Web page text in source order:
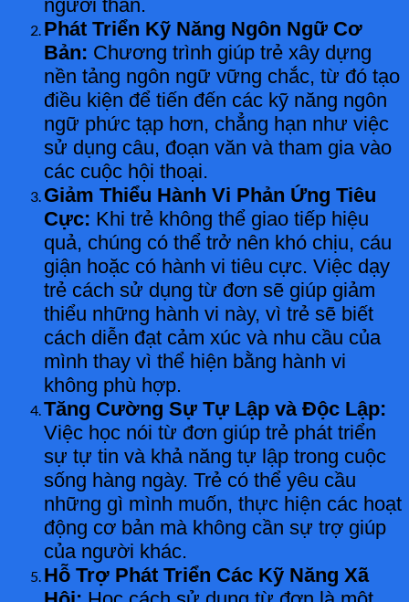
người thân.
Phát Triển Kỹ Năng Ngôn Ngữ Cơ
Bản: Chương trình giúp trẻ xây dựng
nền tảng ngôn ngữ vững chắc, từ đó tạo
điều kiện để tiến đến các kỹ năng ngôn
ngữ phức tạp hơn, chẳng hạn như việc
sử dụng câu, đoạn văn và tham gia vào
các cuộc hội thoại.
Giảm Thiểu Hành Vi Phản Ứng Tiêu
Cực: Khi trẻ không thể giao tiếp hiệu
quả, chúng có thể trở nên khó chịu, cáu
giận hoặc có hành vi tiêu cực. Việc dạy
trẻ cách sử dụng từ đơn sẽ giúp giảm
thiểu những hành vi này, vì trẻ sẽ biết
cách diễn đạt cảm xúc và nhu cầu của
mình thay vì thể hiện bằng hành vi
không phù hợp.
Tăng Cường Sự Tự Lập và Độc Lập:
Việc học nói từ đơn giúp trẻ phát triển
sự tự tin và khả năng tự lập trong cuộc
sống hàng ngày. Trẻ có thể yêu cầu
những gì mình muốn, thực hiện các hoạt
động cơ bản mà không cần sự trợ giúp
của người khác.
Hỗ Trợ Phát Triển Các Kỹ Năng Xã